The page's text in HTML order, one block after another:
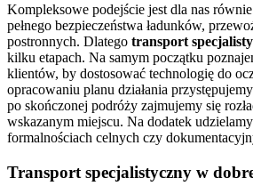
Kompleksowe podejście jest dla nas
pełnego bezpieczeństwa ładunków,
postronnych. Dlatego transport
kilku etapach. Na samym początku
klientów, by dostosować technologię do
opracowaniu planu działania
po skończonej podróży zajmujemy się
wskazanym miejscu. Na dodatek
formalnościach celnych czy
Transport specjalistyczny w